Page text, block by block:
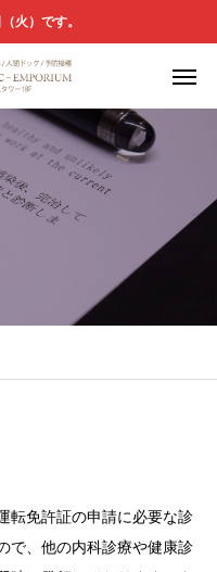
火）です。
転免許証の申請に必要な診
で、他の内科診療や健康診
LINE予約